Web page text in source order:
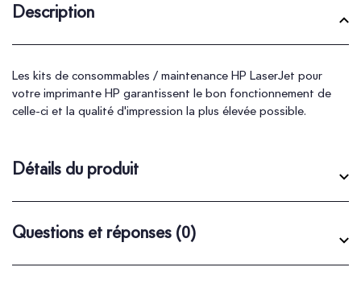
Description
Les kits de consommables / maintenance HP LaserJet pour
votre imprimante HP garantissent le bon fonctionnement de
celle-ci et la qualité d'impression la plus élevée possible.
Détails du produit
Questions et réponses (0)